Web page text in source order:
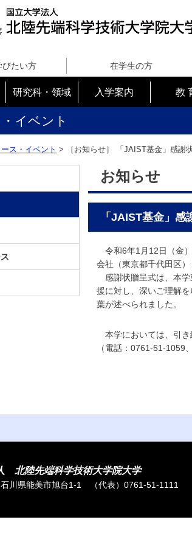
びたい方 在学生の方
研究科・領域 入学案内 教
イベント
ス・イベント > ［お知らせ］ 「JAIST基金」感謝
お知らせ
「JAIST基金」
令和6年1月12日（金
会社（東京都千代田区
感謝状贈呈式は、本学
援に対し、深いご理解
葉が述べられました。
本学においては、引き
（電話：0761-51-1059
北陸先端科学技術大学院大学
川県能美市旭台1-1 （代表）0761-51-1111